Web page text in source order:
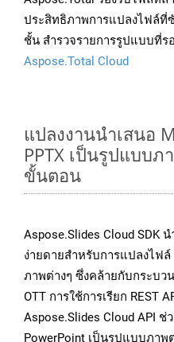
ประสิทธิภาพการแปลงไฟล์
ชั้น สำรวจรายการรูปแบบที่
Aspose.Total Cloud
แปลงงานนำเสนอ
PPTX เป็นรูปแบบ
ขั้นตอน
Aspose.Slides Cloud SDK
ง่ายดายสำหรับการแปลงไฟ
ภาพต่างๆ ซึ่งคล้ายกับกระบว
OTT การใช้การเรียก REST
Aspose.Slides Cloud API
PowerPoint เป็นรูปแบบภา